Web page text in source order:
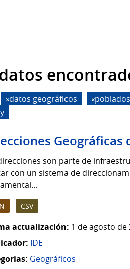
datos geográficos
poblados
Geográficas
son parte de
con un sistema de
CSV
actualización: 1 de agosto de
IDE
Geográficos